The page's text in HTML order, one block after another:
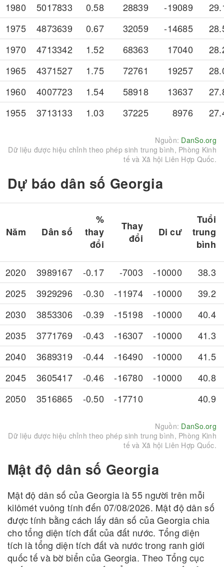
1980
5017833 0.58 28839 -19089
1975
4873639 0.67 32059 -14685
1970
4713342 1.52 68363 17040
1965
4371527 1.75 72761 19257
1960
4007723 1.54 58918 13637
1955
3713133 1.03 37225 8976
Nguồn: DanSo.org
Dữ liệu được hiệu chỉnh theo phép sinh trung bình, Phòng Kinh
tế và Xã hội Liên Hợp Quốc.
Dự báo dân số Georgia
Năm Dân số
%
thay
đổi
Thay
đổi
Di cư
Tuổi
trung
bình
2020 3989167 -0.17 -7003 -10000
38.3
2025
3929296 -0.30 -11974 -10000
39.2
2030
3853306 -0.39 -15198 -10000
40.4
2035
3771769 -0.43 -16307 -10000
41.3
2040
3689319 -0.44 -16490 -10000
41.5
2045
3605417 -0.46 -16780 -10000
40.8
2050
3516865 -0.50 -17710 40.9
Nguồn: DanSo.org
Dữ liệu được hiệu chỉnh theo phép sinh trung bình, Phòng Kinh
tế và Xã hội Liên Hợp Quốc.
Mật độ dân số Georgia
Mật độ dân số của Georgia là 55 người trên mỗi
kilômét vuông tính đến 07/08/2026. Mật độ dân số
được tính bằng cách lấy dân số của Georgia chia
cho tổng diện tích đất của đất nước. Tổng diện
tích là tổng diện tích đất và nước trong ranh giới
quốc tế và bờ biển của Georgia. Theo Tổng cục